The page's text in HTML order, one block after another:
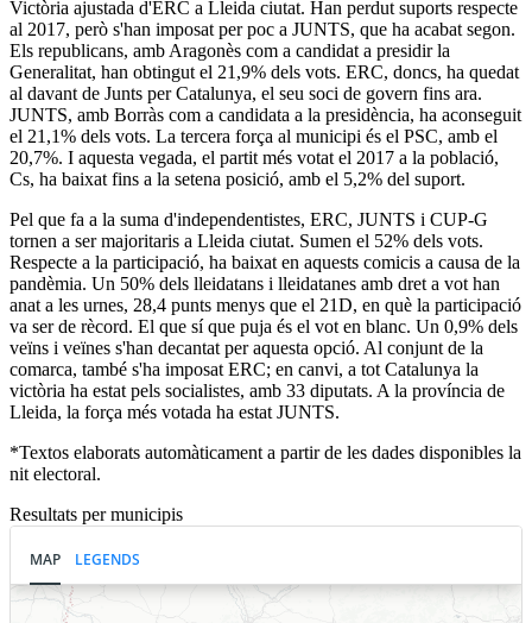
Victòria ajustada d'ERC a Lleida ciutat. Han perdut suports respecte
al 2017, però s'han imposat per poc a JUNTS, que ha acabat segon.
Els republicans, amb Aragonès com a candidat a presidir la
Generalitat, han obtingut el 21,9% dels vots. ERC, doncs, ha quedat
al davant de Junts per Catalunya, el seu soci de govern fins ara.
JUNTS, amb Borràs com a candidata a la presidència, ha aconseguit
el 21,1% dels vots. La tercera força al municipi és el PSC, amb el
20,7%. I aquesta vegada, el partit més votat el 2017 a la població,
Cs, ha baixat fins a la setena posició, amb el 5,2% del suport.
Pel que fa a la suma d'independentistes, ERC, JUNTS i CUP-G
tornen a ser majoritaris a Lleida ciutat. Sumen el 52% dels vots.
Respecte a la participació, ha baixat en aquests comicis a causa de la
pandèmia. Un 50% dels lleidatans i lleidatanes amb dret a vot han
anat a les urnes, 28,4 punts menys que el 21D, en què la participació
va ser de rècord. El que sí que puja és el vot en blanc. Un 0,9% dels
veïns i veïnes s'han decantat per aquesta opció. Al conjunt de la
comarca, també s'ha imposat ERC; en canvi, a tot Catalunya la
victòria ha estat pels socialistes, amb 33 diputats. A la província de
Lleida, la força més votada ha estat JUNTS.
*Textos elaborats automàticament a partir de les dades disponibles la
nit electoral.
Resultats per municipis